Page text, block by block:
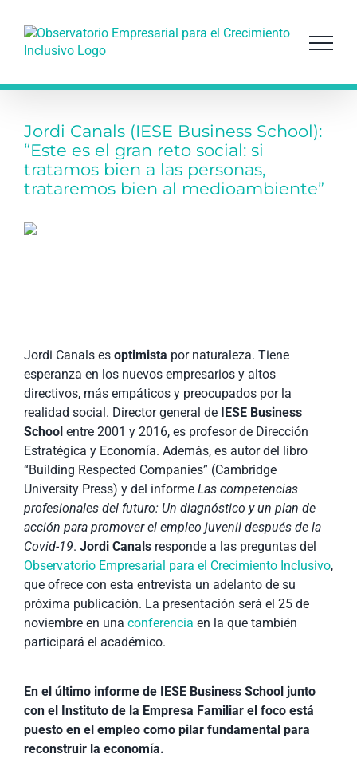
contenido
Jordi Canals (IESE Business School):
“Este es el gran reto social: si
tratamos bien a las personas,
trataremos bien al medioambiente”
Jordi Canals es optimista por naturaleza. Tiene
esperanza en los nuevos empresarios y altos
directivos, más empáticos y preocupados por la
realidad social. Director general de
IESE Business
School entre 2001 y 2016, es profesor de Dirección
Estratégica y Economía. Además, es autor del libro
“Building Respected Companies” (Cambridge
University Press) y del informe Las competencias
profesionales del futuro: Un diagnóstico y un plan de
acción para promover el empleo juvenil después de la
Covid-19. Jordi Canalsresponde a las preguntas del
Observatorio Empresarial para el Crecimiento Inclusivo,
que ofrece con esta entrevista un adelanto de su
próxima publicación. La presentación será el 25 de
noviembre en una conferencia en la que también
participará el académico.
En el último informe de IESE Business School junto
con el Instituto de la Empresa Familiar el foco está
puesto en el empleo como pilar fundamental para
reconstruir la economía.